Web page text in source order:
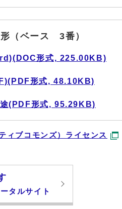
（ベース 3番）
形式, 225.00KB)
形式, 48.10KB)
途(PDF形式, 95.29KB)
ィブコモンズ）ライセンス
タルサイト